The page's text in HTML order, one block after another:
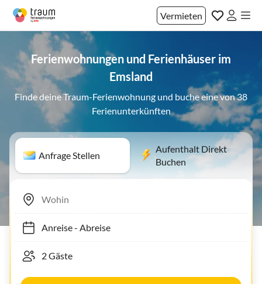
Vermieten
Ferienwohnungen und Ferienhäuser im
Emsland
Finde deine Traum-Ferienwohnung und buche eine von 38
Ferienunterkünften
Anfrage Stellen
Aufenthalt Direkt
Buchen
Anreise- Abreise